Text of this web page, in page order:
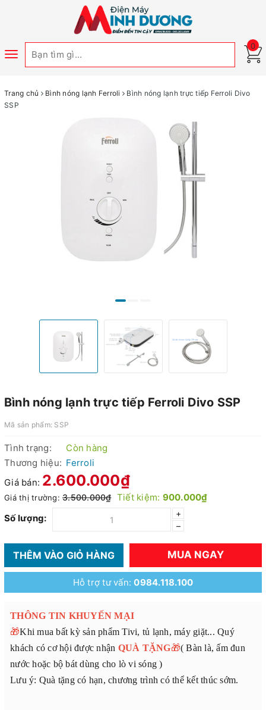
Toggle
0
Trang chủ Bình nóng lạnh Ferroli
Bình nóng lạnh trực tiếp Ferroli Divo
SSP
Bình nóng lạnh trực tiếp Ferroli Divo SSP
Mã sản phẩm: SSP
Tình trạng:
Còn hàng
Thương hiệu: Ferroli
Giá bán: 2.600.000₫
Giá thị trường: 3.500.000₫ Tiết kiệm: 900.000₫
Số lượng:
+
–
THÊM VÀO GIỎ HÀNG MUA NGAY
Hỗ trợ tư vấn:0984.118.100
THÔNG TIN KHUYẾN MẠI
🎁Khi mua bất kỳ sản phẩm Tivi, tủ lạnh, máy giặt... Quý
khách có cơ hội được nhận QUÀ TẶNG🎁( Bàn là, ấm đun
nước hoặc bộ bát dùng cho lò vi sóng )
Lưu ý: Quà tặng có hạn, chương trình có thể kết thúc sớm.